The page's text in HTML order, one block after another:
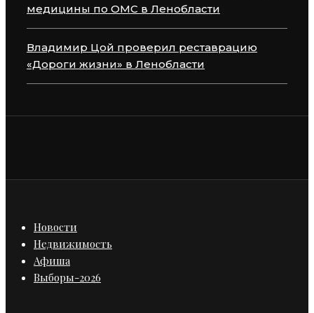
медицины по ОМС в Ленобласти
Владимир Цой проверил реставрацию
«Дороги жизни» в Ленобласти
Новости
Недвижимость
Афиша
Выборы-2026